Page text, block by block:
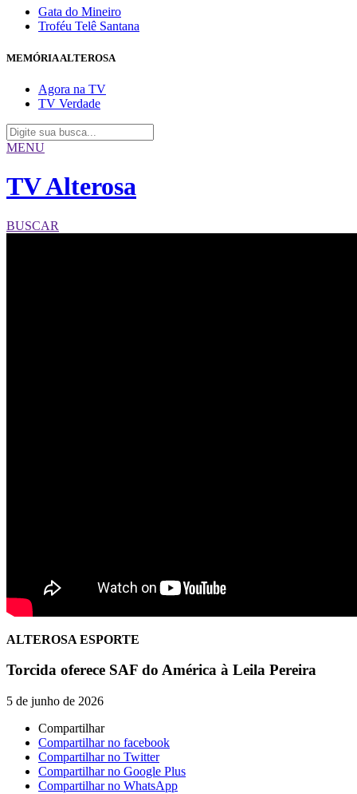
Gata do Mineiro
Troféu Telê Santana
MEMÓRIA ALTEROSA
Agora na TV
TV Verdade
MENU
TV Alterosa
BUSCAR
ALTEROSA ESPORTE
Torcida oferece SAF do América à Leila Pereira
5 de junho de 2026
Compartilhar
Compartilhar no facebook
Compartilhar no Twitter
Compartilhar no Google Plus
Compartilhar no WhatsApp